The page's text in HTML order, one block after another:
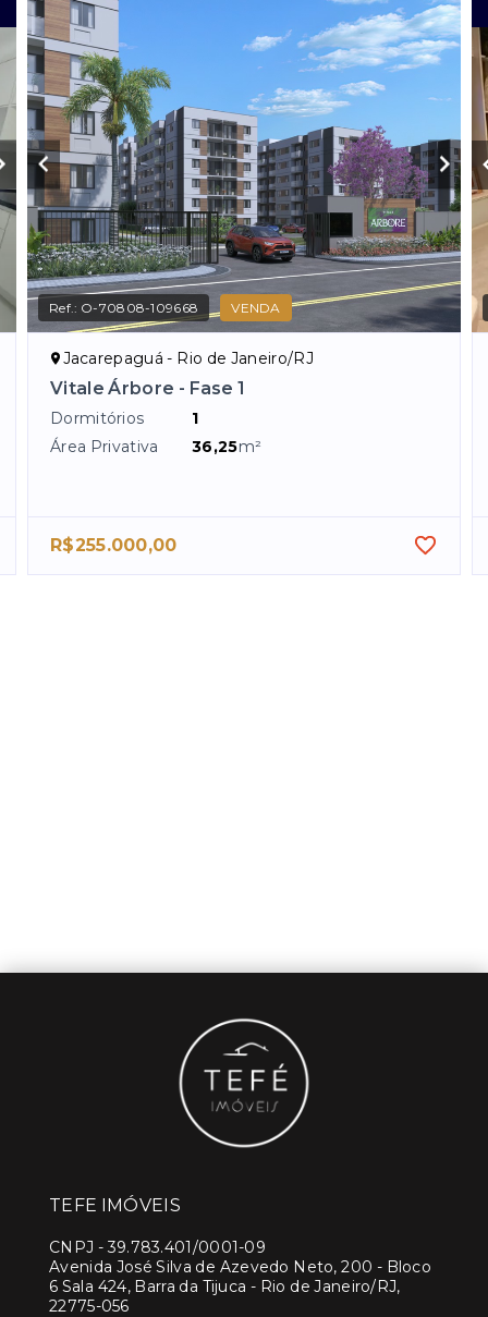
Ref.: O-70808-109668 VENDA
Jacarepaguá - Rio de Janeiro/RJ
Vitale Árbore - Fase 1
Dormitórios
1
Área Privativa
36,25m²
R$255.000,00
TEFE IMÓVEIS
CNPJ -39.783.401/0001-09
Avenida José Silva de Azevedo Neto, 200 - Bloco
6 Sala 424, Barra da Tijuca - Rio de Janeiro/RJ,
22775-056